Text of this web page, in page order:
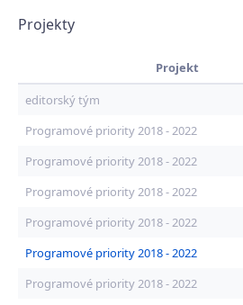
Projekty
Projekt
editorský tým
Programové priority 2018 - 2022
Programové priority 2018 - 2022
Programové priority 2018 - 2022
Programové priority 2018 - 2022
Programové priority 2018 - 2022
Programové priority 2018 - 2022